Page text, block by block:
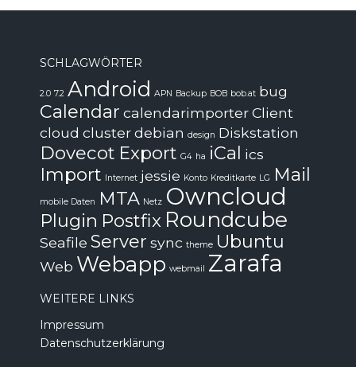
SCHLAGWÖRTER
2.0 7.2 Android APN Backup BOB bob.at bug
Calendar calendarimporterClient
cloud clusterdebian design Diskstation
Dovecot Export G4 ha iCal ics
Import Internet jessie Konto Kreditkarte LG Mail
mobile Daten MTA Netz Owncloud
Plugin Postfix Roundcube
Seafile Server sync theme Ubuntu
Web Webapp webmail Zarafa
WEITERE LINKS
Impressum
Datenschutzerklärung